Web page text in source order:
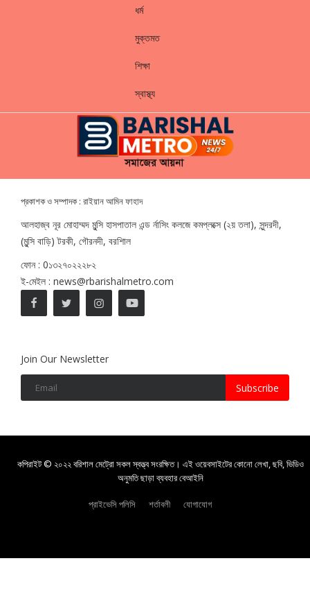
ধর্ম
মুক্তমত
শিক্ষা
স্বাস্থ্য
প্রকাশক ও সম্পাদক : রাইয়ান আমিন ফাহাদ
আলহাজ্ব নূর মোহাম্মদ মুন্সি হাসপাতাল এন্ড র্নাসিং কলজে কমপ্লক্সে (২য় তলা), সুন্দরদী,
(মুন্সি বাড়ি) টরকী, গৌরনদী, বরশিাল
ফোন : 0১৩২৭০২২২৮২
ই-মেইল : news@rbarishalmetro.com
Join Our Newsletter
Subscribe
কপিরাইট © ২০২২ বরিশাল মেট্রো সকল স্বত্ত্ব সংরক্ষিত। এই ওয়েবসাইটের কোনো লেখা, ছবি, ভিডিও
অনুমতি ছাড়া ব্যবহার বেআইনি
প্রাইভেসি পলিসি শর্তাবলী যোগাযোগ